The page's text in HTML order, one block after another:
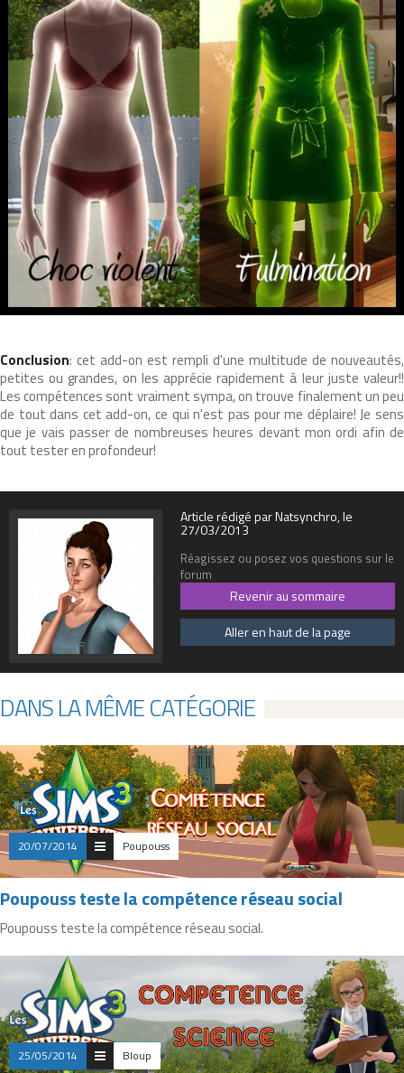
Conclusion: cet add-on est rempli d'une multitude de nouveautés,
petites ou grandes, on les apprécie rapidement à leur juste valeur!!
Les compétences sont vraiment sympa, on trouve finalement un peu
de tout dans cet add-on, ce qui n'est pas pour me déplaire! Je sens
que je vais passer de nombreuses heures devant mon ordi afin de
tout tester en profondeur!
Article rédigé par Natsynchro, le
27/03/2013
Réagissez ou posez vos questions sur le
forum
Revenir au sommaire
Aller en haut de la page
DANS LA MÊME CATÉGORIE
20/07/2014 Poupouss
Poupouss teste la compétence réseau social
Poupouss teste la compétence réseau social.
25/05/2014 Bloup